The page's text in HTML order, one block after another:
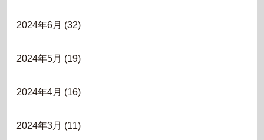
2024年6月 (32)
2024年5月 (19)
2024年4月 (16)
2024年3月 (11)